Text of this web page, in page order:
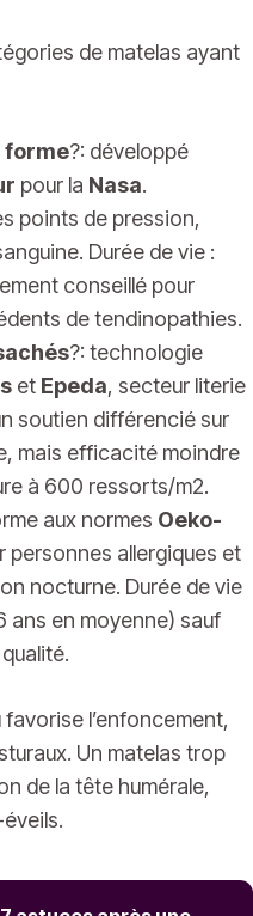
de matelas ayant
forme?: développé
pour la Nasa.
points de pression,
Durée de vie :
conseillé pour
de tendinopathies.
?: technologie
et Epeda, secteur literie
soutien différencié sur
mais efficacité moindre
à 600 ressorts/m2.
aux normes Oeko-
personnes allergiques et
nocturne. Durée de vie
ans en moyenne) sauf
l’enfoncement,
Un matelas trop
de la tête humérale,